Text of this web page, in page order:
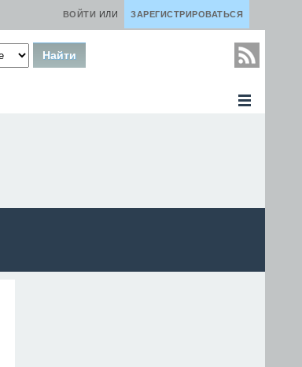
ЗАРЕГИСТРИРОВАТЬСЯ
ВОЙТИ ИЛИ